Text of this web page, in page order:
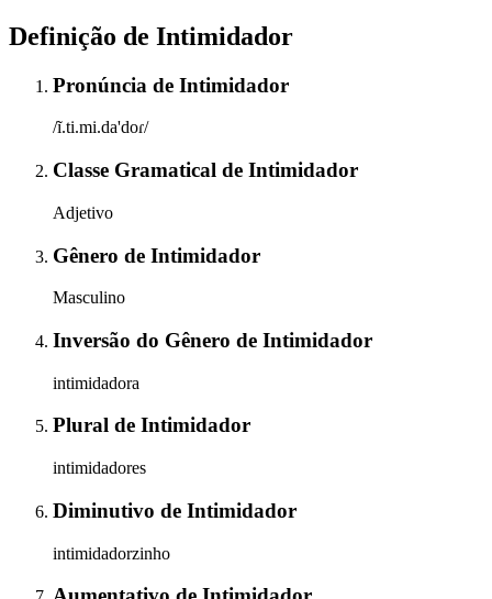
Definição de Intimidador
Pronúncia de Intimidador
/ĩ.ti.mi.da'doɾ/
Classe Gramatical de Intimidador
Adjetivo
Gênero de Intimidador
Masculino
Inversão do Gênero de Intimidador
intimidadora
Plural de Intimidador
intimidadores
Diminutivo de Intimidador
intimidadorzinho